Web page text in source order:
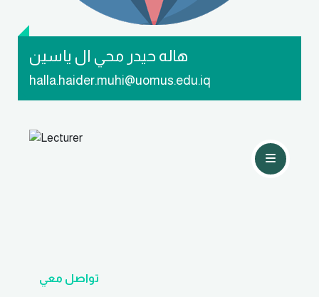
هاله حيدر محي ال ياسين
halla.haider.muhi@uomus.edu.iq
تواصل معي